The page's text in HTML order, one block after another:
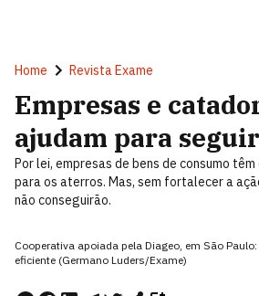
Home Revista Exame
Empresas e
ajudam para
Por lei, empresas de bens de consumo
para os aterros. Mas, sem fortalecer a
não conseguirão.
Cooperativa apoiada pela Diageo, em São
eficiente (Germano Luders/Exame)